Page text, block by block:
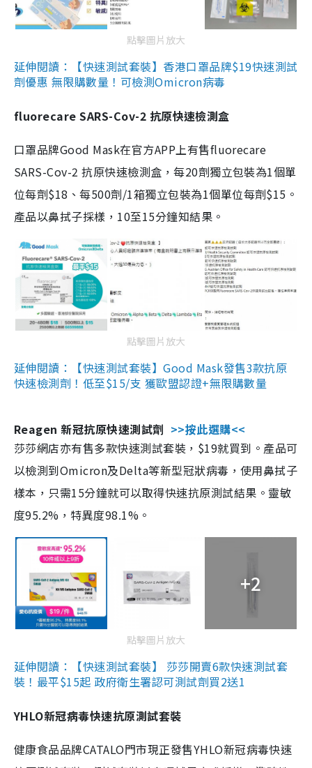
點擊圖片放大
延伸閱讀：【快速測試套裝】香港口罩品牌$19快速測試
劑優惠 無限購數量！可檢測Omicron病毒
fluorecare SARS-Cov-2 抗原快速檢測盒
口罩品牌Good Mask在官方APP上有售fluorecare
SARS-Cov-2 抗原快速檢測盒，每20劑獨立包裝為1個單
位每劑$18、每500劑/1箱獨立包裝為1個單位每劑$15。
產品以鼻拭子採樣，10至15分鐘知結果。
點擊圖片放大
延伸閱讀：【快速測試套裝】Good Mask發售3款抗原
快速檢測劑！低至$15/支 獲歐盟認證+無限購數量
Reagen 新冠抗原快速測試劑 >>按此選購<<
莎莎網店亦有售多款快速測試套裝，$19就買到。產品可
以檢測到Omicron及Delta等新型冠狀病毒，使用鼻拭子
樣本，只需15分鐘就可以取得快速抗原測試結果。靈敏
度95.2%，特異度98.1%。
+2
點擊圖片放大
延伸閱讀：【快速測試套裝】 莎莎開賣6款快速測試套
裝！最平$15起 政府衛生署認可測試劑買2送1
YHLO新冠病毒快速抗原測試套裝
健康食品品牌CATALO門市現正發售YHLO新冠病毒快速